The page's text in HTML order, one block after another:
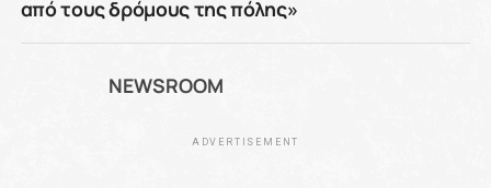
από τους δρόμους της πόλης»
NEWSROOM
ADVERTISEMENT